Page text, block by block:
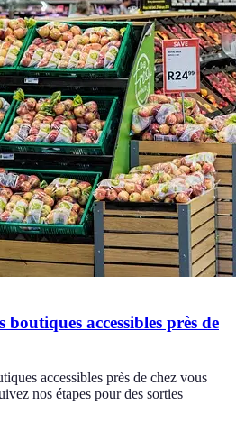
accessibles près de
accessibles près de chez vous
nos étapes pour des sorties